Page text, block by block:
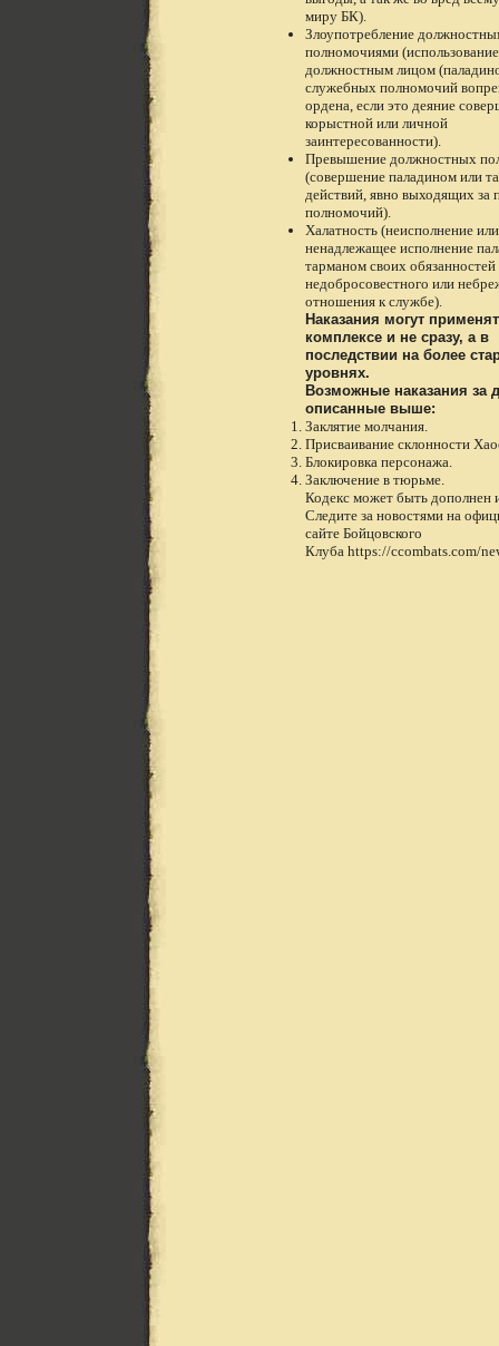
миру БК).
Злоупотребление
полномочиями (использование
должностным лицом
служебных полномочий
ордена, если это деяние
корыстной или личной
заинтересованности).
Превышение должностных
(совершение паладином или
действий, явно выходящих за
полномочий).
Халатность (неисполнение или
ненадлежащее исполнение
тарманом своих обязанностей
недобросовестного или
отношения к службе).
Наказания могут
комплексе и не сразу, а в
последствии на более
уровнях.
Возможные наказания за
описанные выше:
Заклятие молчания.
Присваивание склонности
Блокировка персонажа.
Заключение в тюрьме.
Кодекс может быть дополнен
Следите за новостями на
сайте Бойцовского
Клуба https://ccombats.com/